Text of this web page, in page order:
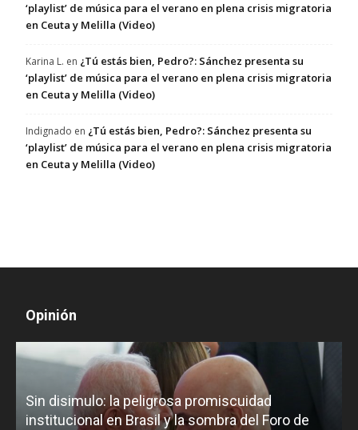
‘playlist’ de música para el verano en plena crisis migratoria
en Ceuta y Melilla (Video)
Karina L. en ¿Tú estás bien, Pedro?: Sánchez presenta su
‘playlist’ de música para el verano en plena crisis migratoria
en Ceuta y Melilla (Video)
Indignado en ¿Tú estás bien, Pedro?: Sánchez presenta su
‘playlist’ de música para el verano en plena crisis migratoria
en Ceuta y Melilla (Video)
Opinión
Sin disimulo: la peligrosa promiscuidad
institucional en Brasil y la sombra del Foro de